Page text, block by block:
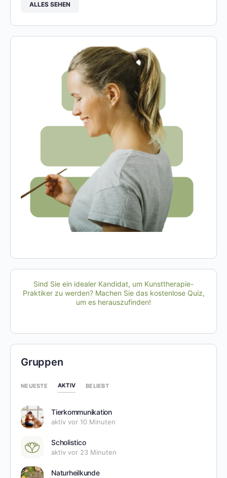
ALLES SEHEN
Sind Sie ein idealer Kandidat, um Kunsttherapie-
Praktiker zu werden? Machen Sie das kostenlose Quiz,
um es herauszufinden!
Gruppen
NEUESTE AKTIV BELIEBT
Tierkommunikation
aktiv vor 10 Minuten
Scholistico
aktiv vor 23 Minuten
Naturheilkunde